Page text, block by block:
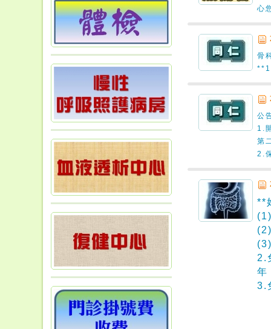
心
骨
公
1.
第
2.
**
2.
年
3.